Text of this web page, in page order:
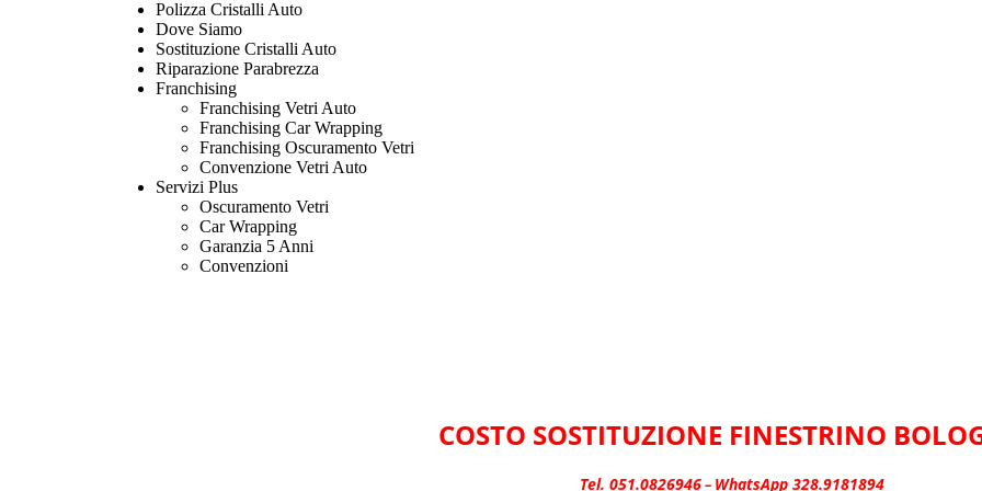
Polizza Cristalli Auto
Dove Siamo
Sostituzione Cristalli Auto
Riparazione Parabrezza
Franchising
Franchising Vetri Auto
Franchising Car Wrapping
Franchising Oscuramento Vetri
Convenzione Vetri Auto
Servizi Plus
Oscuramento Vetri
Car Wrapping
Garanzia 5 Anni
Convenzioni
COSTO SOSTITUZIONE FINESTRINO
Tel. 051.0826946– WhatsApp 328.9181894